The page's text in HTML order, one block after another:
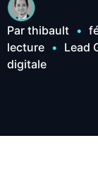
Par thibault •
lecture • Lead
digitale